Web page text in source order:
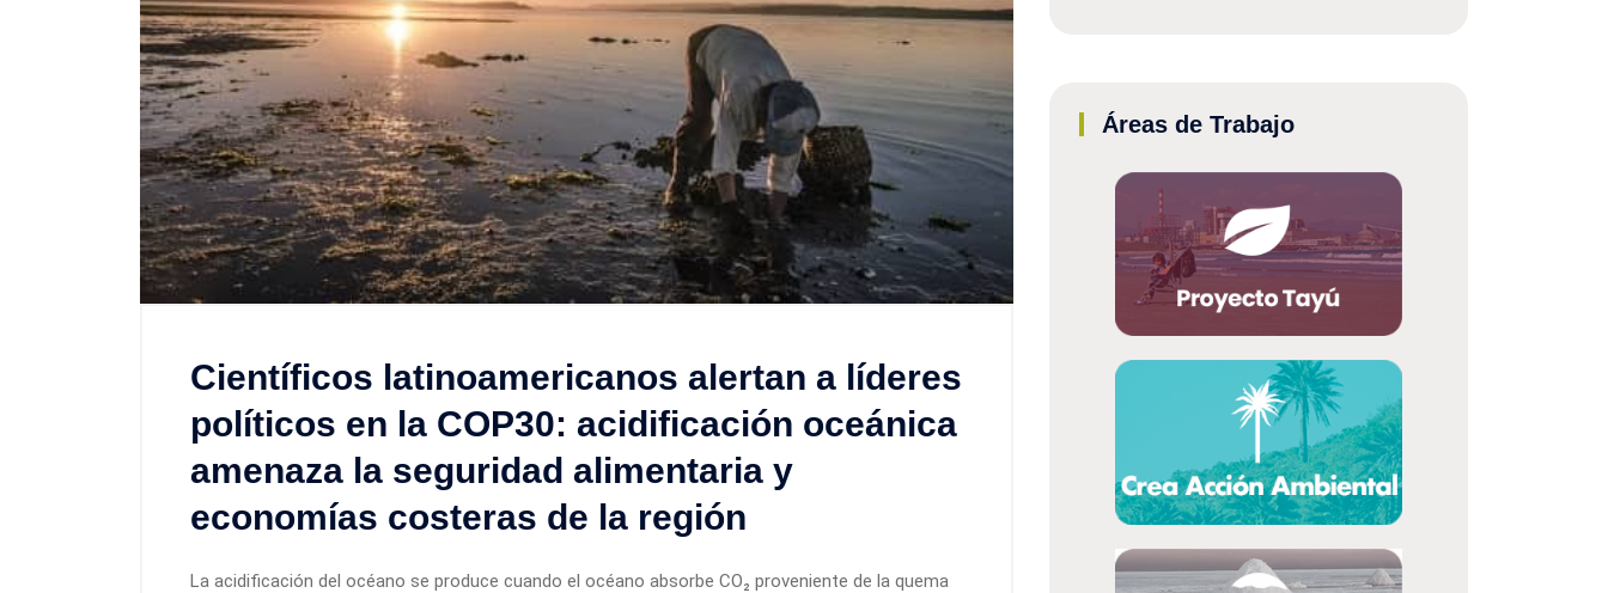
Científicos latinoamericanos alertan a líderes
políticos en la COP30: acidificación oceánica
amenaza la seguridad alimentaria y
economías costeras de la región
La acidificación del océano se produce cuando el océano absorbe CO₂ proveniente de la quema
Áreas de Trabajo